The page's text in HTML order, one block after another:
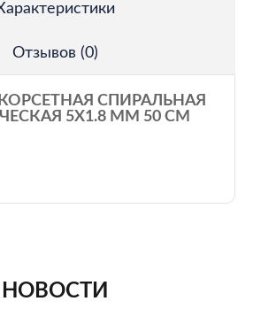
Отзывов (0)
СПИРАЛЬНАЯ
5Х1.8 ММ 50 СМ
НОВОСТИ